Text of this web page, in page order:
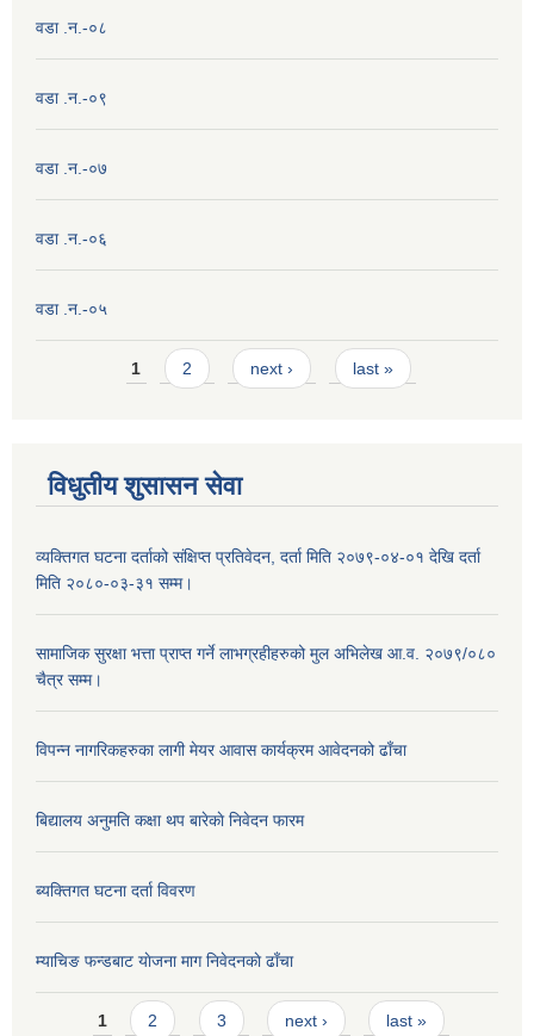
वडा .न.-०८
वडा .न.-०९
वडा .न.-०७
वडा .न.-०६
वडा .न.-०५
Pages1 2 next › last »
विधुतीय शुसासन सेवा
व्यक्तिगत घटना दर्ताको संक्षिप्त प्रतिवेदन, दर्ता मिति २०७९-०४-०१ देखि दर्ता
मिति २०८०-०३-३१ सम्म।
सामाजिक सुरक्षा भत्ता प्राप्त गर्ने लाभग्रहीहरुको मुल अभिलेख आ.व. २०७९/०८०
चैत्र सम्म।
विपन्न नागरिकहरुका लागी मेयर आवास कार्यक्रम आवेदनको ढाँचा
बिद्यालय अनुमति कक्षा थप बारेकाे निवेदन फारम
ब्यक्तिगत घटना दर्ता विवरण
म्याचिङ फन्डबाट याेजना माग निवेदनकाे ढाँचा
Pages
1 2 3 next › last »